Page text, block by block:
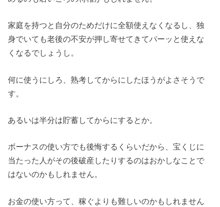
家庭を持つと自分のためだけに全額使えなくなるし、独
身でいても老後の不安が押し寄せてきてパーッと使えな
くなるでしょうし。
何に使うにしろ、熟考してからにしたほうがよさそうで
す。
あるいは半分は貯蓄してからにするとか。
ボーナスの使い方でも後悔するくらいだから、宝くじに
当たった人がその後破産したりするのはおかしなことで
はないのかもしれません。
お金の使い方って、稼ぐよりも難しいのかもしれません